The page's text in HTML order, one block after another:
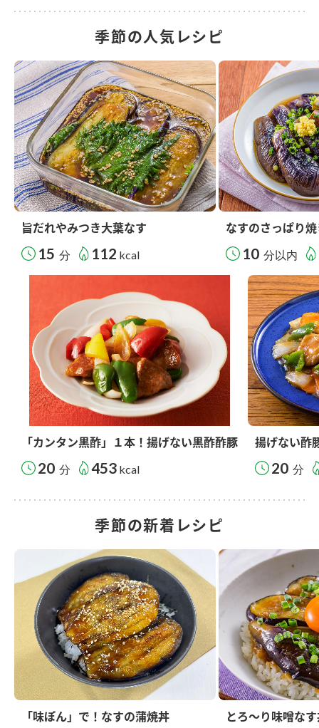
季節の人気レシピ
旨だれやみつき大葉なす
15 分 112 kcal
なすのさっぱり
10 分以内
「カンタン黒酢」１本！揚げない黒酢酢豚
20 分 453 kcal
揚げない酢
20 分
季節の新着レシピ
「味ぽん」で！なすの蒲焼丼 とろ～り味噌な